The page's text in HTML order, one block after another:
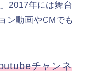
2017年には舞台
ン動画やCMでも
チャンネ